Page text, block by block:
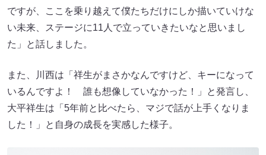
ですが、ここを乗り越えて僕たちだけにしか描いていけな
い未来、ステージに11人で立っていきたいなと思いまし
た」と話しました。
また、川西は「祥生がまさかなんですけど、キーになって
いるんですよ！ 誰も想像していなかった！」と発言し、
大平祥生は「5年前と比べたら、マジで話が上手くなりま
した！」と自身の成長を実感した様子。